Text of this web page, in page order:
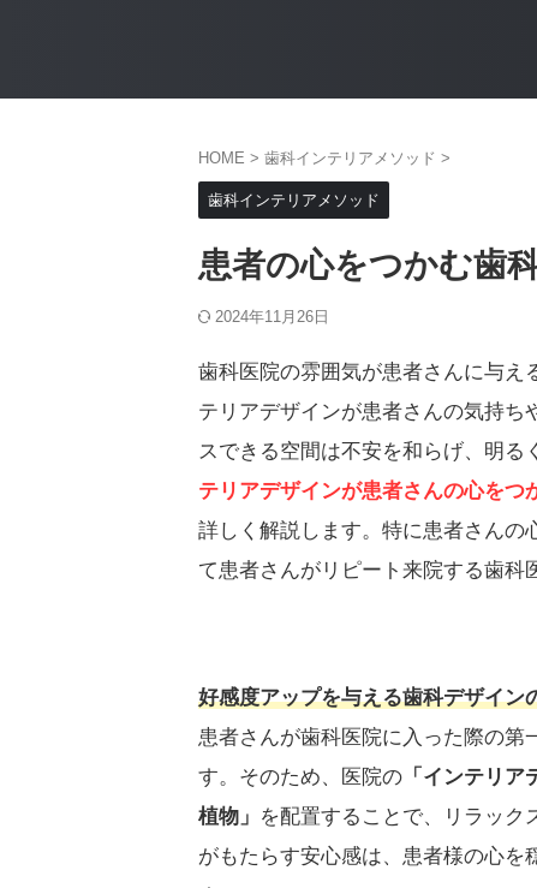
HOME > 歯科インテリアメソッド >
歯科インテリアメソッド
患者の心をつかむ歯
2024年11月26日
歯科医院の雰囲気が患者さんに与え
テリアデザインが患者さんの気持ち
スできる空間は不安を和らげ、明る
テリアデザインが患者さんの心をつ
詳しく解説します。特に患者さんの
て患者さんがリピート来院する歯科
好感度アップを与える歯科デザイン
患者さんが歯科医院に入った際の第
す。そのため、医院の 「インテリア
植物」 を配置することで、リラック
がもたらす安心感は、患者様の心を